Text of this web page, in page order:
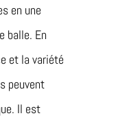
en une
balle. En
et la variété
peuvent
Il est